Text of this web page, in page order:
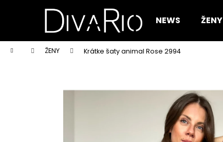
NEWS ŽENY
Domov ŽENY Krátke šaty animal Rose 2994
í
do
obchodu
do
obchodu